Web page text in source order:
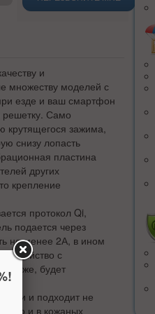
и
множеству моделей с
езде и ваш смартфон
решетку. Само
крутящегося зажима,
снизу лопасть
пластина
других
крепление
протокол Qi,
подается через
не менее 2А, в ином
с
также, будет
и подходит не
но и в кожаных